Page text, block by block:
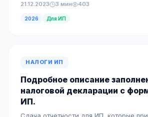
21.12.2023 3 мин 403
2026 Для ИП
НАЛОГИ ИП
Подробное описание
налоговой декларации с
ИП.